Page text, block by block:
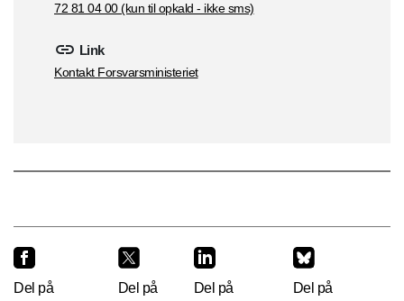
72 81 04 00 (kun til opkald - ikke sms)
Link
Kontakt Forsvarsministeriet
Del på
Del på
Del på
Del på